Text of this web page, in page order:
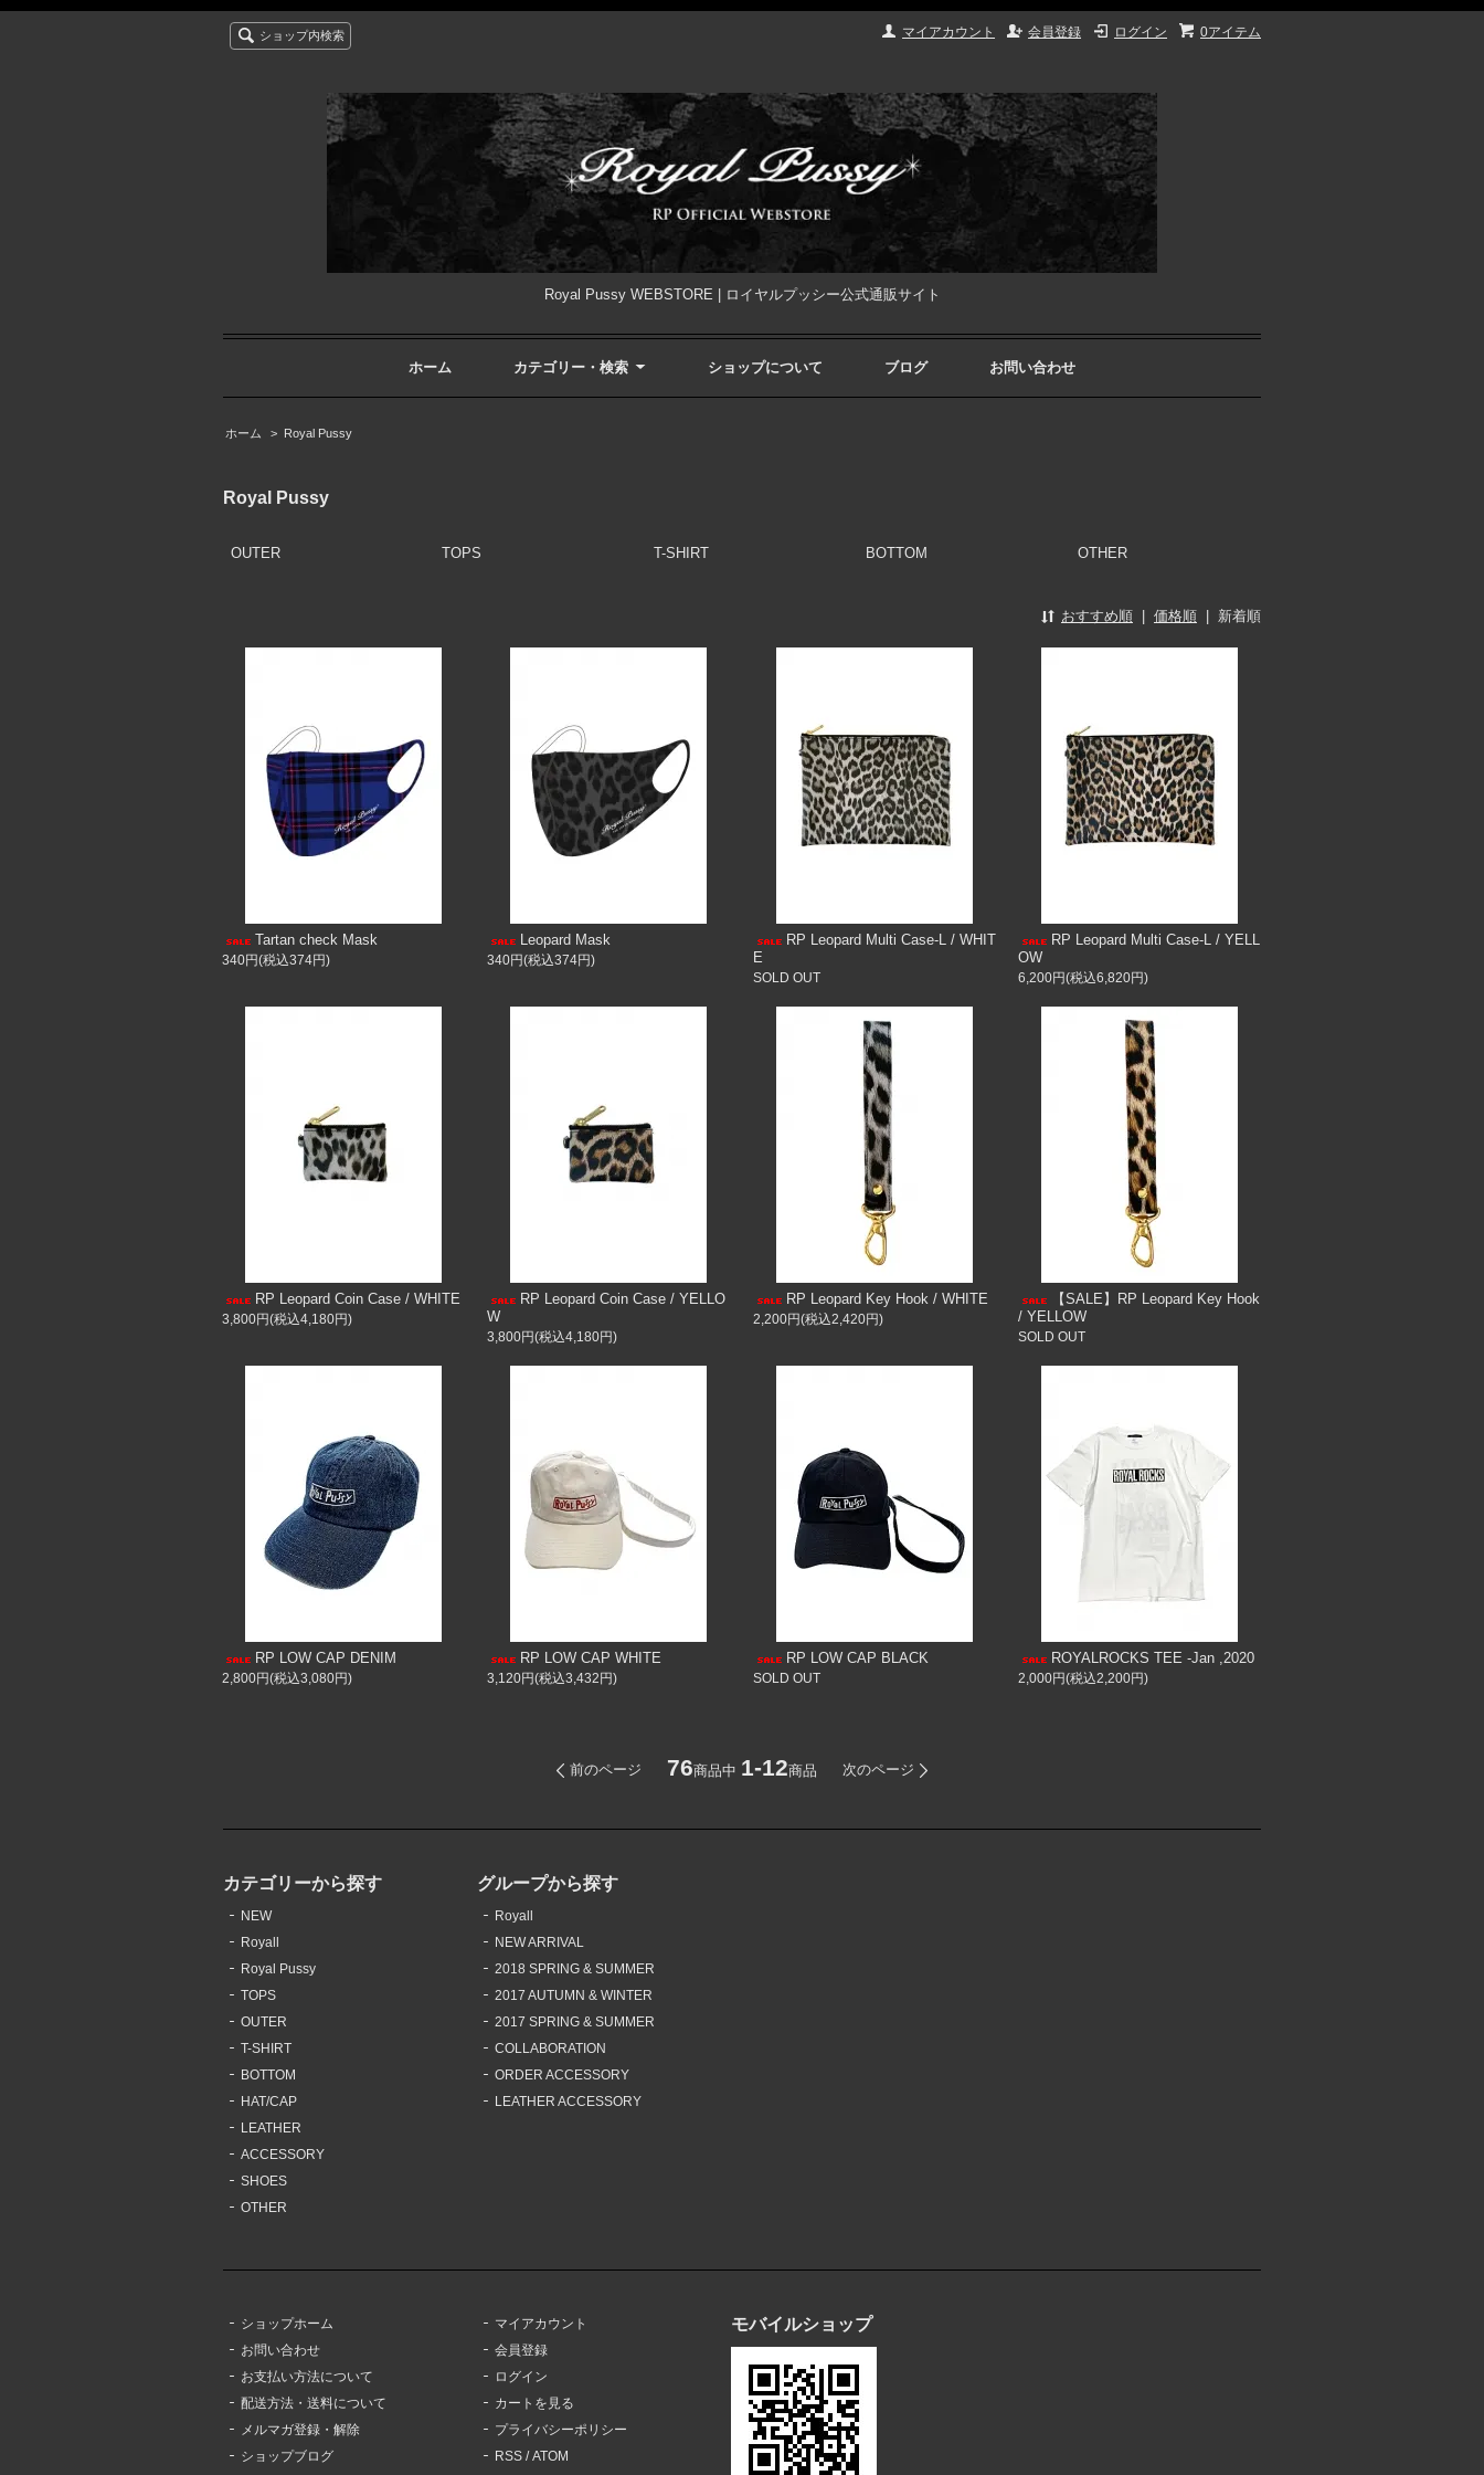
0アイテム
ログイン
会員登録
マイアカウント
ショップ内検索
Royal Pussy WEBSTORE | ロイヤルプッシー公式通販サイト
ホーム カテゴリー・検索 ショップについて ブログ お問い合わせ
ホーム > Royal Pussy
Royal Pussy
OUTER TOPS T-SHIRT BOTTOM OTHER
おすすめ順 価格順 新着順
Tartan check Mask
340円(税込374円)
Leopard Mask
340円(税込374円)
RP Leopard Multi Case-L / WHIT
E
SOLD OUT
RP Leopard Multi Case-L / YELL
OW
6,200円(税込6,820円)
RP Leopard Coin Case / WHITE
3,800円(税込4,180円)
RP Leopard Coin Case / YELLO
W
3,800円(税込4,180円)
RP Leopard Key Hook / WHITE
2,200円(税込2,420円)
【SALE】RP Leopard Key Hook
/ YELLOW
SOLD OUT
RP LOW CAP DENIM
2,800円(税込3,080円)
RP LOW CAP WHITE
3,120円(税込3,432円)
RP LOW CAP BLACK
SOLD OUT
ROYALROCKS TEE -Jan ,2020
2,000円(税込2,200円)
前のページ 76商品中 1-12商品 次のページ
カテゴリーから探す
NEW
Royall
Royal Pussy
TOPS
OUTER
T-SHIRT
BOTTOM
HAT/CAP
LEATHER
ACCESSORY
SHOES
OTHER
グループから探す
Royall
NEW ARRIVAL
2018 SPRING & SUMMER
2017 AUTUMN & WINTER
2017 SPRING & SUMMER
COLLABORATION
ORDER ACCESSORY
LEATHER ACCESSORY
ショップホーム
お問い合わせ
お支払い方法について
配送方法・送料について
メルマガ登録・解除
ショップブログ
マイアカウント
会員登録
ログイン
カートを見る
プライバシーポリシー
RSS /ATOM
モバイルショップ